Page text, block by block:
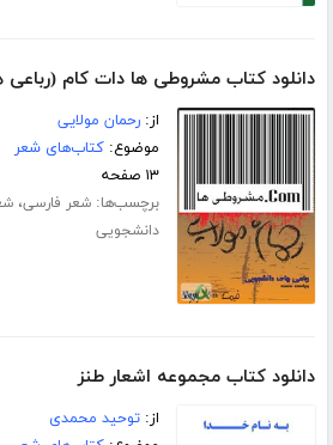
دانلود کتاب مشروطی ها دات کام
از:رحمان مولایی
موضوع:کتاب‌های شعر
۱۳ صفحه
برچسب‌ها:شعر فارسی،
دانشجویی
دانلود کتاب مجموعه اشعار طنز
از:توحید محمدی